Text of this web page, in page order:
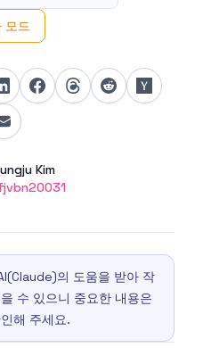
모드
Kim
의 도움을 받아 작
수 있으니 중요한 내용은
해 주세요.